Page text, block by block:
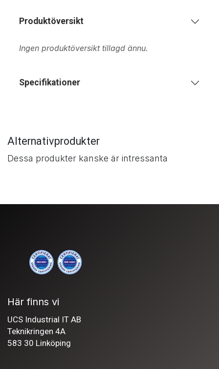
Produktöversikt
Ingen produktöversikt tillagd ännu.
Specifikationer
Alternativprodukter
Dessa produkter kanske är intressanta
Här finns vi
UCS Industrial IT AB
Teknikringen 4A
583 30 Linköping